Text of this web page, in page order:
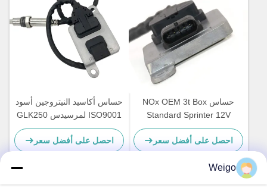
حساس NOx OEM 3t Box
Standard Sprinter 12V
A0009050008 5WK96681D
احصل على أفضل سعر
حساس أكاسيد النيتروجين أسود
ISO9001 لمرسيدس GLK250
E250 OEM 5WK96682A
A0009057000
احصل على أفضل سعر
Weigo